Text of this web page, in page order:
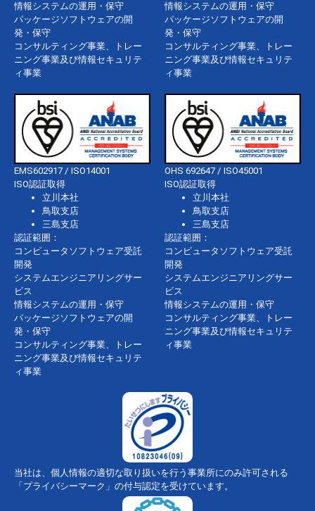
情報システムの運用・保守
パッケージソフトウェアの開
発・保守
コンサルティング事業、トレー
ニング事業及び情報セキュリテ
ィ事業
情報システムの運用・保守
パッケージソフトウェアの開
発・保守
コンサルティング事業、トレー
ニング事業及び情報セキュリテ
ィ事業
EMS602917 / ISO14001
ISO認証取得
立川本社
鳥取支店
三島支店
認証範囲：
コンピュータソフトウェア受託
開発
システムエンジニアリングサー
ビス
情報システムの運用・保守
パッケージソフトウェアの開
発・保守
コンサルティング事業、トレー
ニング事業及び情報セキュリテ
ィ事業
OHS 692647 / ISO45001
ISO認証取得
立川本社
鳥取支店
三島支店
認証範囲：
コンピュータソフトウェア受託
開発
システムエンジニアリングサー
ビス
情報システムの運用・保守
コンサルティング事業、トレー
ニング事業及び情報セキュリテ
ィ事業
当社は、個人情報の適切な取り扱いを行う事業所にのみ許可される
「プライバシーマーク」の付与認定を受けています。